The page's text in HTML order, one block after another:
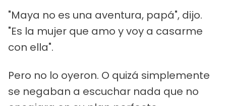
"Maya no es una aventura, papá", dijo.
"Es la mujer que amo y voy a casarme
con ella".
Pero no lo oyeron. O quizá simplemente
se negaban a escuchar nada que no